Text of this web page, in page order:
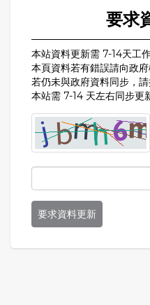
要求
本站資料更新需 7-14天工作
本頁資料若有錯誤請向政府
若仍未與政府資料同步，請
本站需 7-14 天左右同步更
要求資料更新